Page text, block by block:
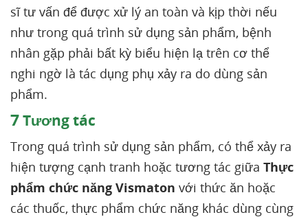
sĩ tư vấn để được xử lý an toàn và kịp thời nếu
như trong quá trình sử dụng sản phẩm, bệnh
nhân gặp phải bất kỳ biểu hiện lạ trên cơ thể
nghi ngờ là tác dụng phụ xảy ra do dùng sản
phẩm.
7Tương tác
Trong quá trình sử dụng sản phẩm, có thể xảy ra
hiện tượng cạnh tranh hoặc tương tác giữa Thực
phẩm chức năng Vismaton với thức ăn hoặc
các thuốc, thực phẩm chức năng khác dùng cùng